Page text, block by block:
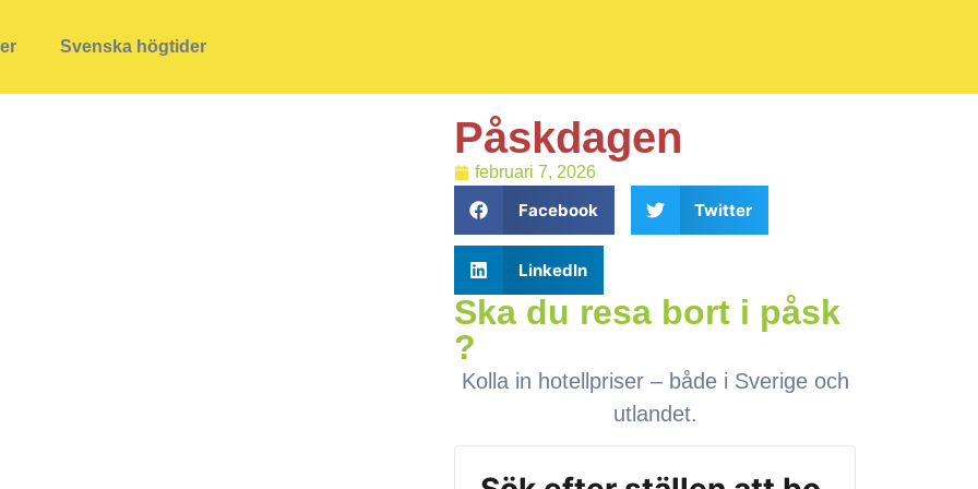
Svenska högtider
Påskdagen
februari 7, 2026
Facebook Twitter
LinkedIn
Ska du resa bort i påsk
?
Kolla in hotellpriser – både i Sverige och
utlandet.